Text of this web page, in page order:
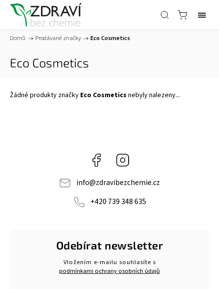
Domů / Prodávané značky / Eco Cosmetics
Eco Cosmetics
Žádné produkty značky Eco Cosmetics nebyly nalezeny...
Facebook
info@zdravibezchemie.cz
+420 739 348 635
Odebírat newsletter
Vložením e-mailu souhlasíte s
podmínkami ochrany osobních údajů